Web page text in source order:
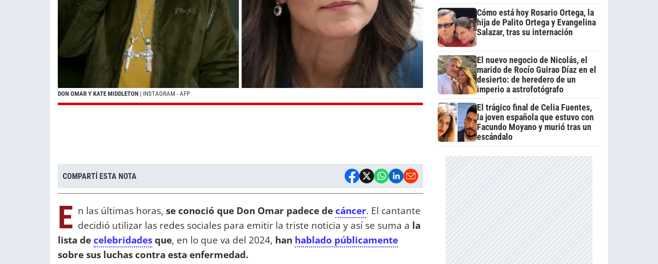
DON OMAR Y KATE MIDDLETON | INSTAGRAM - AFP
COMPARTÍ ESTA NOTA
E n las últimas horas, se conoció que Don Omar padece de cáncer. El cantante
decidió utilizar las redes sociales para emitir la triste noticia y así se suma a la
lista de celebridadesque, en lo que va del 2024, han hablado públicamente
sobre sus luchas contra esta enfermedad.
Cómo está hoy Rosario Ortega, la
hija de Palito Ortega y Evangelina
Salazar, tras su internación
El nuevo negocio de Nicolás, el
marido de Rocío Guirao Díaz en el
desierto: de heredero de un
imperio a astrofotógrafo
El trágico final de Celia Fuentes,
la joven española que estuvo con
Facundo Moyano y murió tras un
escándalo